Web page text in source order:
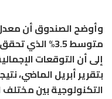
وأوضح الصندوق أن
إلى أن التوقعات
بتقرير أبريل الماضي،
التكنولوجية بين مختلف